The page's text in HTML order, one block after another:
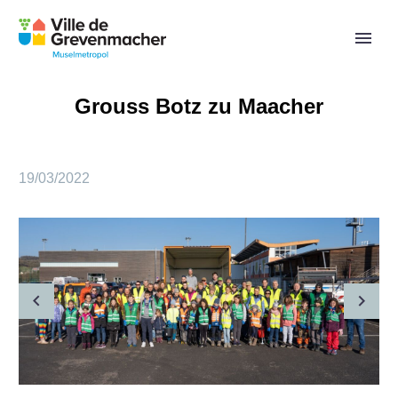
Grouss Botz zu Maacher
19/03/2022